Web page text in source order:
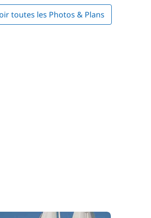
toutes les Photos & Plans